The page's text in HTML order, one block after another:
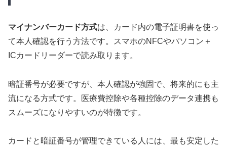
マイナンバーカード方式は、カード内の電子証明書を使っ
て本人確認を行う方法です。スマホのNFCやパソコン＋
ICカードリーダーで読み取ります。
暗証番号が必要ですが、本人確認が強固で、将来的にも主
流になる方式です。医療費控除や各種控除のデータ連携も
スムーズになりやすいのが特徴です。
カードと暗証番号が管理できている人には、最も安定した